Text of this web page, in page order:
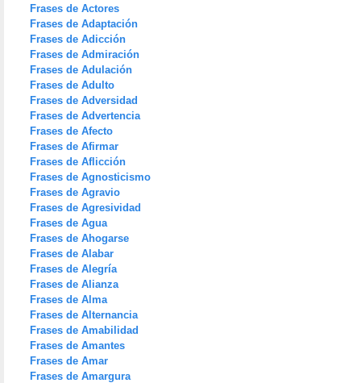
Frases de Actores
Frases de Adaptación
Frases de Adicción
Frases de Admiración
Frases de Adulación
Frases de Adulto
Frases de Adversidad
Frases de Advertencia
Frases de Afecto
Frases de Afirmar
Frases de Aflicción
Frases de Agnosticismo
Frases de Agravio
Frases de Agresividad
Frases de Agua
Frases de Ahogarse
Frases de Alabar
Frases de Alegría
Frases de Alianza
Frases de Alma
Frases de Alternancia
Frases de Amabilidad
Frases de Amantes
Frases de Amar
Frases de Amargura